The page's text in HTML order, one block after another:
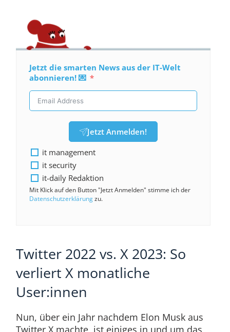
Jetzt die smarten News aus der IT-Welt
abonnieren! 💌
Jetzt Anmelden!
it management
it security
it-daily Redaktion
Mit Klick auf den Button "Jetzt Anmelden" stimme ich der
Datenschutzerklärungzu.
Twitter 2022 vs. X 2023: So
verliert X monatliche
User:innen
Nun, über ein Jahr nachdem Elon Musk aus
Twitter X machte, ist einiges in und um das